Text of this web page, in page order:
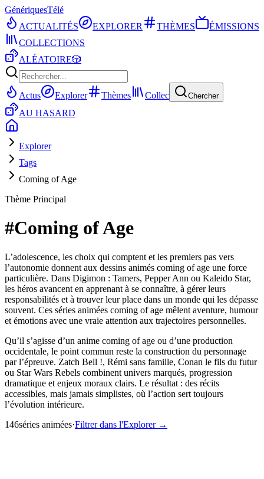
GénériquesTélé
ACTUALITÉS
EXPLORER THÈMES
ÉMISSIONS
COLLECTIONS
ALÉATOIRE🎲
Actus Explorer Thèmes Collec Chercher
AU HASARD
Explorer
Tags
Coming of Age
Thème Principal
#Coming of Age
L’adolescence, les choix qui comptent et les premiers pas vers
l’autonomie donnent aux dessins animés coming of age une force
particulière. Dans Digimon : Tamers, Pepper Ann ou Kaleido Star,
les héros avancent en apprenant à se connaître, à gérer leurs
responsabilités et à trouver leur place dans un monde qui les dépasse
souvent. Ces séries animées coming of age mêlent aventure, humour
et émotions avec une vraie attention aux trajectoires personnelles.
Qu’il s’agisse d’un anime coming of age ou d’une production
occidentale, le point commun reste la construction du personnage
par l’épreuve. Zatch Bell !, Rémi sans famille, Conan le fils du futur
ou Star Wars Rebels combinent univers marqués, progression
dramatique et enjeux moraux clairs. Le résultat : des récits
accessibles, mais jamais simplistes, où l’action sert toujours
l’évolution intérieure.
146séries animées·Filtrer dans l'Explorer →